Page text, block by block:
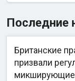
Последние
Британские
призвали
микширующие